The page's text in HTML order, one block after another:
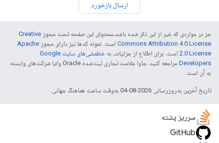
ارسال بازخورد
جز در مواردی که غیر از این ذکر شده باشد،‌محتوای این صفحه تحت مجوز Creative
Commons Attribution 4.0 License است. نمونه کدها نیز دارای مجوز Apache
2.0 License است. برای اطلاع از جزئیات، به
خطمشی‌های سایت Google
Developers‏
مراجعه کنید. جاوا علامت تجاری ثبت‌شده Oracle و/یا شرکت‌های وابسته
به آن است.
تاریخ آخرین به‌روزرسانی 2026-08-04 به‌وقت ساعت هماهنگ جهانی.
سرریز پشته
GitHub